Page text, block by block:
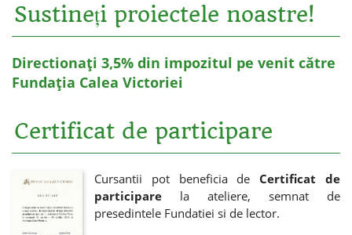
Sustineți proiectele noastre!
Directionați 3,5% din impozitul pe venit către
Fundația Calea Victoriei
Certificat de participare
Cursantii pot beneficia de Certificat de
participare la ateliere, semnat de
presedintele Fundatiei si de lector.